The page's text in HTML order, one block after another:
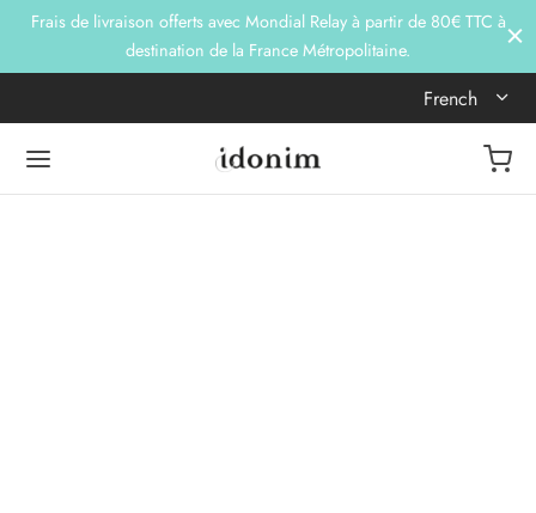
Frais de livraison offerts avec Mondial Relay à partir de 80€ TTC à
destination de la France Métropolitaine.
French